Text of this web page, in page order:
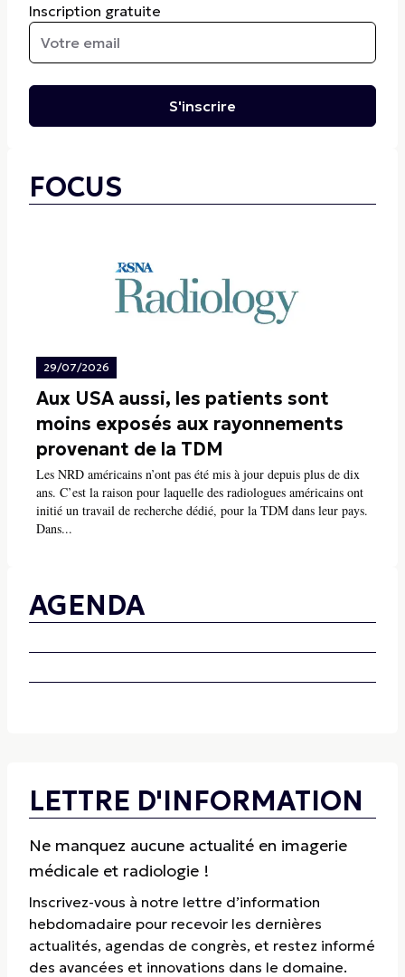
Inscription gratuite
S'inscrire
FOCUS
29/07/2026
Aux USA aussi, les patients sont
moins exposés aux rayonnements
provenant de la TDM
Les NRD américains n’ont pas été mis à jour depuis plus de dix
ans. C’est la raison pour laquelle des radiologues américains ont
initié un travail de recherche dédié, pour la TDM dans leur pays.
Dans...
AGENDA
LETTRE D'INFORMATION
Ne manquez aucune actualité en imagerie
médicale et radiologie !
Inscrivez-vous à notre lettre d’information
hebdomadaire pour recevoir les dernières
actualités, agendas de congrès, et restez informé
des avancées et innovations dans le domaine.